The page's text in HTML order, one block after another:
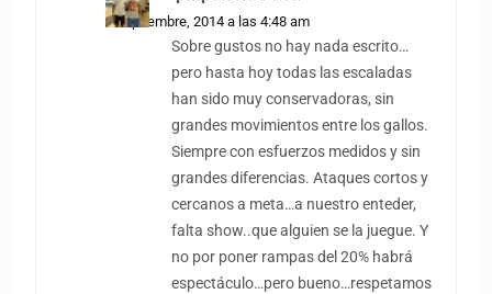
7 septiembre, 2014 a las 4:48 am
Sobre gustos no hay nada escrito…
pero hasta hoy todas las escaladas
han sido muy conservadoras, sin
grandes movimientos entre los gallos.
Siempre con esfuerzos medidos y sin
grandes diferencias. Ataques cortos y
cercanos a meta…a nuestro enteder,
falta show..que alguien se la juegue. Y
no por poner rampas del 20% habrá
espectáculo…pero bueno…respetamos